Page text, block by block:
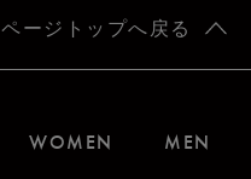
ページトップへ戻る
WOMEN MEN